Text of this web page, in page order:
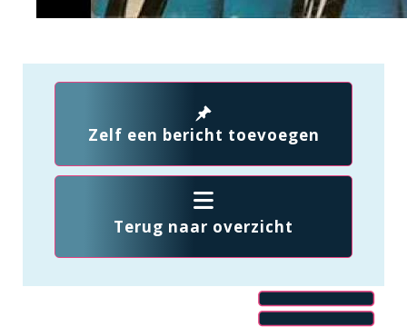
Zelf een bericht toevoegen
Terug naar overzicht